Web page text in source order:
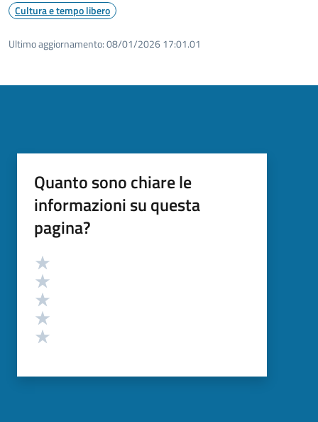
Cultura e tempo libero
Ultimo aggiornamento:08/01/2026 17:01.01
Quanto sono chiare le
informazioni su questa
pagina?
Valutazione